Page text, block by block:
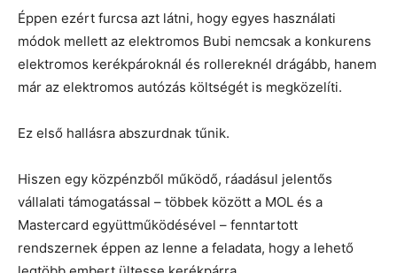
Éppen ezért furcsa azt látni, hogy egyes használati
módok mellett az elektromos Bubi nemcsak a konkurens
elektromos kerékpároknál és rollereknél drágább, hanem
már az elektromos autózás költségét is megközelíti.
Ez első hallásra abszurdnak tűnik.
Hiszen egy közpénzből működő, ráadásul jelentős
vállalati támogatással – többek között a MOL és a
Mastercard együttműködésével – fenntartott
rendszernek éppen az lenne a feladata, hogy a lehető